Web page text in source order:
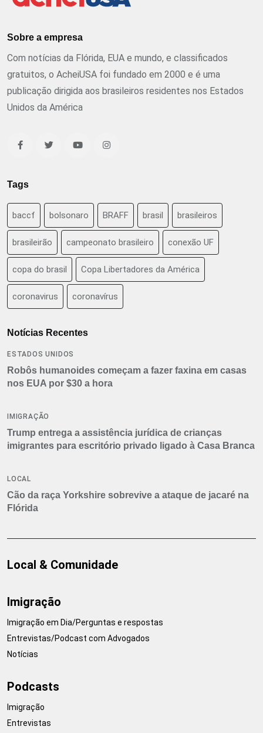
Sobre a empresa
Com notícias da Flórida, EUA e mundo, e classificados
gratuitos, o AcheiUSA foi fundado em 2000 e é uma
publicação dirigida aos brasileiros residentes nos Estados
Unidos da América
Tags
baccf bolsonaro BRAFF brasil brasileiros
brasileirão campeonato brasileiro conexão UF
copa do brasil Copa Libertadores da América
coronavirus coronavírus
Notícias Recentes
ESTADOS UNIDOS
Robôs humanoides começam a fazer faxina em casas
nos EUA por $30 a hora
IMIGRAÇÃO
Trump entrega a assistência jurídica de crianças
imigrantes para escritório privado ligado à Casa Branca
LOCAL
Cão da raça Yorkshire sobrevive a ataque de jacaré na
Flórida
Local & Comunidade
Imigração
Imigração em Dia/Perguntas e respostas
Entrevistas/Podcast com Advogados
Notícias
Podcasts
Imigração
Entrevistas